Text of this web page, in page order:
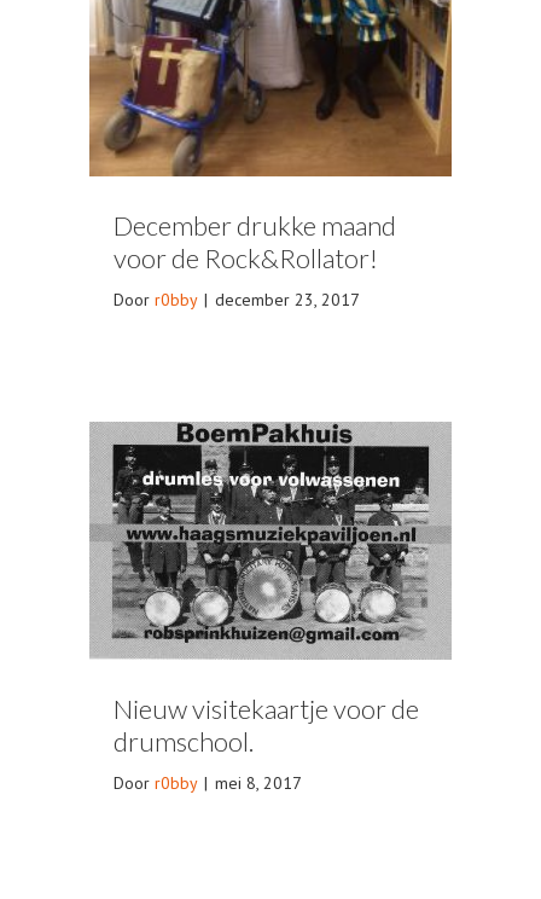
December drukke maand
voor de Rock&Rollator!
Door r0bby | december 23, 2017
Nieuw visitekaartje voor de
drumschool.
Door r0bby | mei 8, 2017